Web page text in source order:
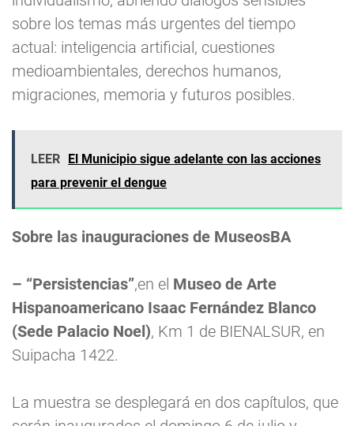
sobre los temas más urgentes del tiempo
actual: inteligencia artificial, cuestiones
medioambientales, derechos humanos,
migraciones, memoria y futuros posibles.
LEER El Municipio sigue adelante con las acciones
para prevenir el dengue
Sobre las inauguraciones de MuseosBA
– “Persistencias”,en el Museo de Arte
Hispanoamericano Isaac Fernández Blanco
(Sede Palacio Noel), Km 1 de BIENALSUR, en
Suipacha 1422.
La muestra se desplegará en dos capítulos, que